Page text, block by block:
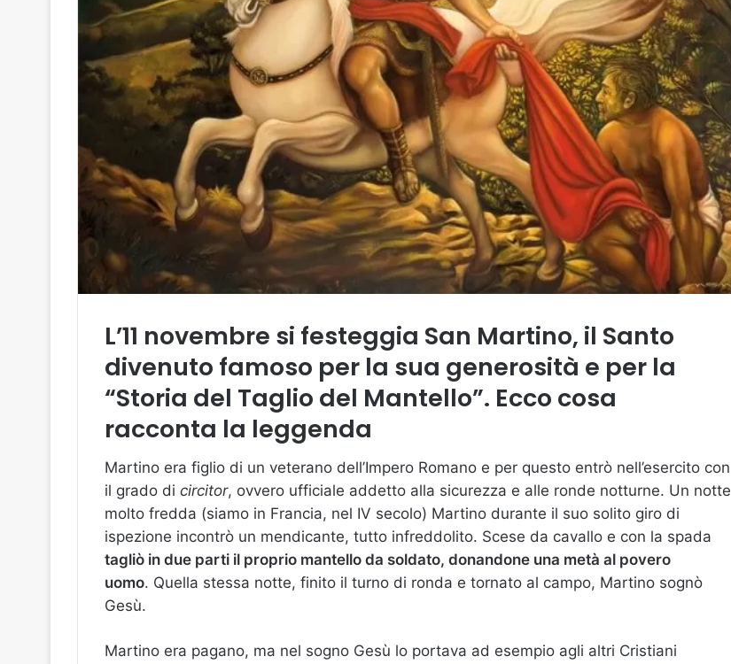
L’11 novembre si festeggia San Martino, il Santo
divenuto famoso per la sua generosità e per la
“Storia del Taglio del Mantello”. Ecco cosa
racconta la leggenda
Martino era figlio di un veterano dell’Impero Romano e per questo entrò nell’esercito con
il grado di circitor, ovvero ufficiale addetto alla sicurezza e alle ronde notturne. Un notte
molto fredda (siamo in Francia, nel IV secolo) Martino durante il suo solito giro di
ispezione incontrò un mendicante, tutto infreddolito. Scese da cavallo e con la spada
tagliò in due parti il proprio mantello da soldato, donandone una metà al povero
uomo. Quella stessa notte, finito il turno di ronda e tornato al campo, Martino sognò
Gesù.
Martino era pagano, ma nel sogno Gesù lo portava ad esempio agli altri Cristiani